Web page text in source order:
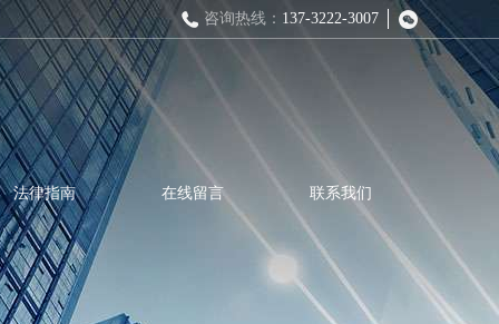
咨询热线： 137-3222-3007
法律指南 在线留言 联系我们